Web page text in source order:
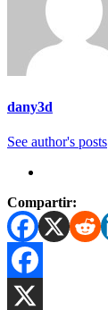
dany3d
See author's posts
Compartir: